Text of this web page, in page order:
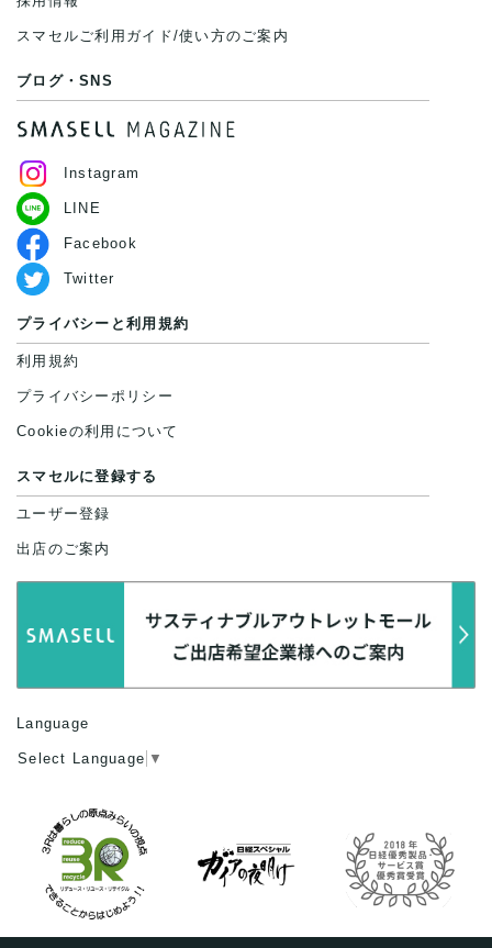
スマセルご利用ガイド/使い方のご案内
ブログ・SNS
Instagram
LINE
Facebook
Twitter
プライバシーと利用規約
利用規約
プライバシーポリシー
Cookieの利用について
スマセルに登録する
ユーザー登録
出店のご案内
Language
Select Language ▼